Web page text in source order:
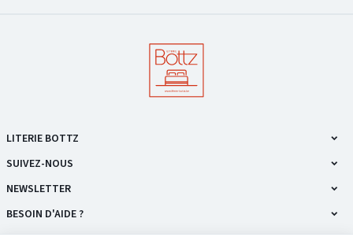
SUIVEZ-NOUS
NEWSLETTER
LITERIE BOTTZ
BESOIN D'AIDE ?